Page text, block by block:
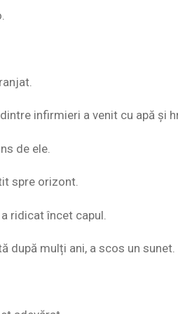
infirmieri a venit cu apă și
de ele.
spre orizont.
ridicat încet capul.
după mulți ani, a scos un sunet.